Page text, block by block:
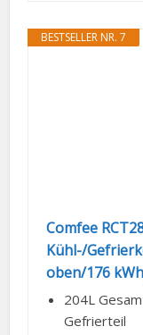
BESTSELLER NR. 7
Comfee
Kühl-/
oben/176
204L
Gefrierteil